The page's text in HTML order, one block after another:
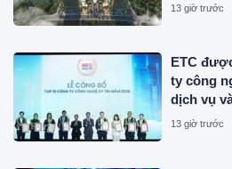
13 giờ trước
ETC
ty công
dịch vụ
số uy tín
13 giờ trước